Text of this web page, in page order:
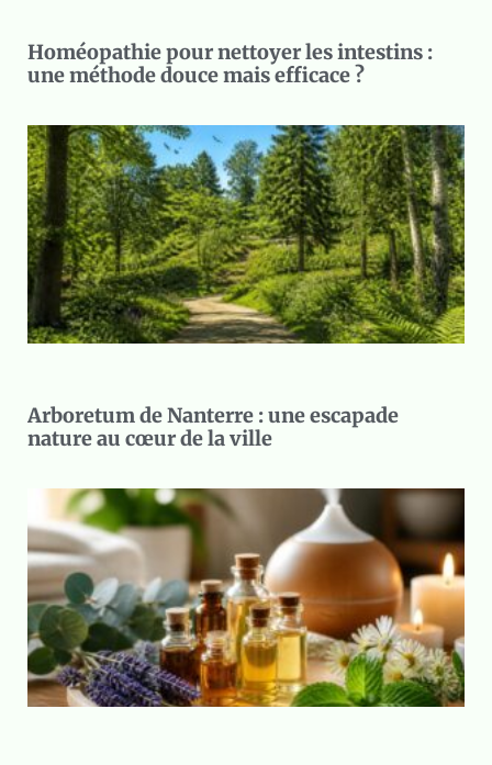
Homéopathie pour nettoyer les intestins :
une méthode douce mais efficace ?
Arboretum de Nanterre : une escapade
nature au cœur de la ville